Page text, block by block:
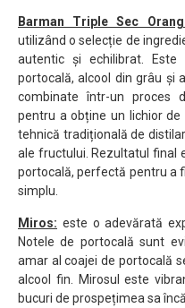
Barman Triple Sec
utilizând o selecție de
autentic și echilibrat.
portocală, alcool din grâu și
combinate într-un proces
pentru a obține un lichior
tehnică tradițională de
ale fructului. Rezultatul final
portocală, perfectă pentru a
simplu.
Miros: este o adevărată
Notele de portocală sunt
amar al coajei de portocală
alcool fin. Mirosul este
bucuri de prospețimea sa